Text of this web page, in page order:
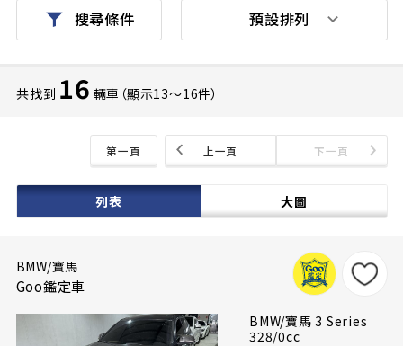
搜尋條件
共找到 16 輛車（顯示13〜16件）
第一頁 上一頁 下一頁
列表 大圖
預設排列
BMW/寶馬
Goo鑑定車
BMW/寶馬 3 Series
328/0cc